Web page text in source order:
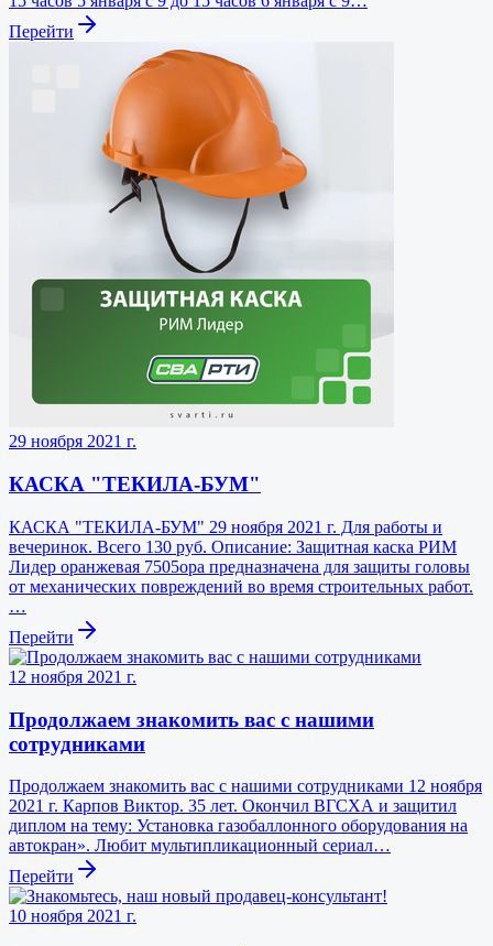
Перейти
29 ноября 2021 г.
КАСКА "ТЕКИЛА-БУМ"
КАСКА "ТЕКИЛА-БУМ" 29 ноября 2021 г. Для работы и
вечеринок. Всего 130 руб. Описание: Защитная каска РИМ
Лидер оранжевая 7505ора предназначена для защиты головы
от механических повреждений во время строительных работ.
…
Перейти
12 ноября 2021 г.
Продолжаем знакомить вас с нашими
сотрудниками
Продолжаем знакомить вас с нашими сотрудниками 12 ноября
2021 г. Карпов Виктор. 35 лет. Окончил ВГСХА и защитил
диплом на тему: Установка газобаллонного оборудования на
автокран». Любит мультипликационный сериал…
Перейти
10 ноября 2021 г.